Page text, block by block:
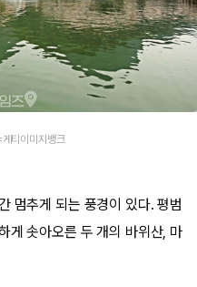
티이미지뱅크
멈추게 되는 풍경이 있다. 평범
게 솟아오른 두 개의 바위산, 마